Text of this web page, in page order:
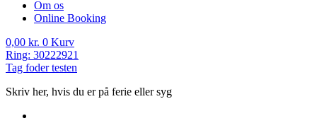
Om os
Online Booking
0,00 kr. 0 Kurv
Ring: 30222921
Tag foder testen
Skriv her, hvis du er på ferie eller syg